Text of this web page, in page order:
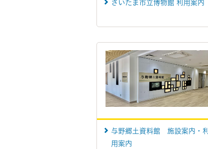
さいたま市立博物館 利用案内
与野郷土資料館 施設案内・利
用案内